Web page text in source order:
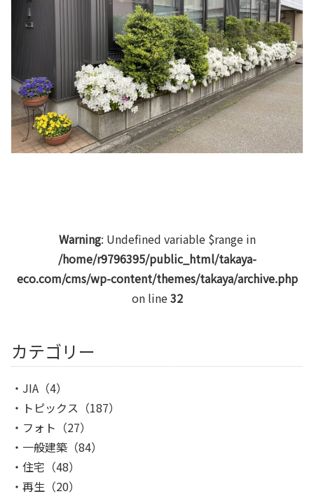
Warning: Undefined variable $range in
/home/r9796395/public_html/takaya-
eco.com/cms/wp-content/themes/takaya/archive.php
on line32
カテゴリー
JIA （4）
トピックス （187）
フォト （27）
一般建築 （84）
住宅 （48）
再生 （20）